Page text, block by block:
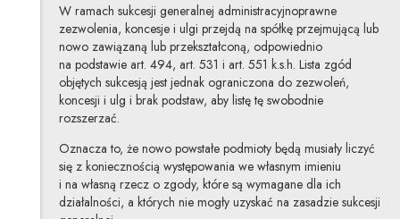
W ramach sukcesji generalnej administracyjnoprawne
zezwolenia, koncesje i ulgi przejdą na spółkę przejmującą lub
nowo zawiązaną lub przekształconą, odpowiednio
na podstawie art. 494, art. 531 i art. 551 k.s.h. Lista zgód
objętych sukcesją jest jednak ograniczona do zezwoleń,
koncesji i ulg i brak podstaw, aby listę tę swobodnie
rozszerzać.
Oznacza to, że nowo powstałe podmioty będą musiały liczyć
się z koniecznością występowania we własnym imieniu
i na własną rzecz o zgody, które są wymagane dla ich
działalności, a których nie mogły uzyskać na zasadzie sukcesji